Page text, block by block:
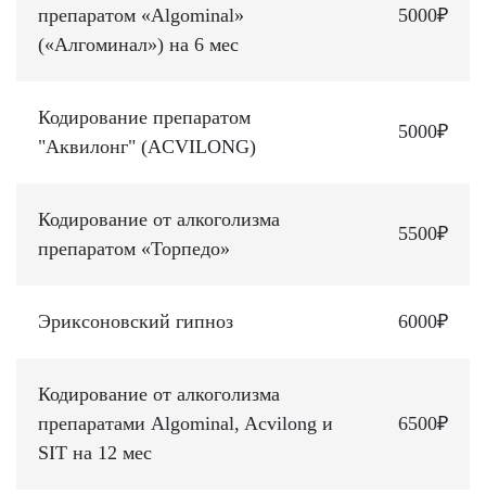
препаратом «Algominal»
(«Алгоминал») на 6 мес
5000₽
Кодирование препаратом
"Аквилонг" (ACVILONG)
5000₽
Кодирование от алкоголизма
препаратом «Торпедо»
5500₽
Эриксоновский гипноз 6000₽
Кодирование от алкоголизма
препаратами Algominal, Acvilong и
SIT на 12 мес
6500₽